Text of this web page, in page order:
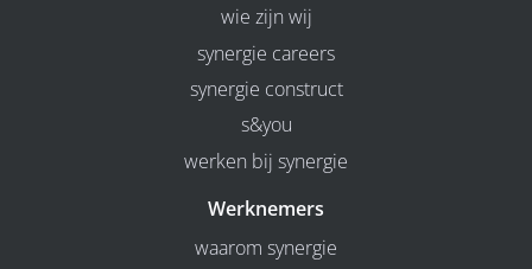
wie zijn wij
synergie careers
synergie construct
s&you
werken bij synergie
Werknemers
waarom synergie